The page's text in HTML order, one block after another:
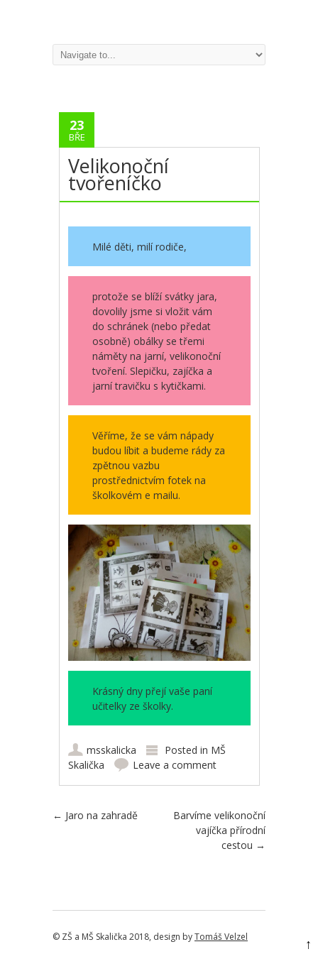
23
BŘE
Velikonoční
tvořeníčko
Milé děti, milí rodiče,
protože se blíží svátky jara,
dovolily jsme si vložit vám
do schránek (nebo předat
osobně) obálky se třemi
náměty na jarní, velikonoční
tvoření. Slepičku, zajíčka a
jarní travičku s kytičkami.
Věříme, že se vám nápady
budou líbit a budeme rády za
zpětnou vazbu
prostřednictvím fotek na
školkovém e mailu.
Krásný dny přejí vaše paní
učitelky ze školky.
msskalicka Posted in MŠ
Skalička
Leave a comment
← Jaro na zahradě
Barvíme velikonoční
vajíčka přírodní
cestou →
© ZŠ a MŠ Skalička 2018, design byTomáš Velzel ↑